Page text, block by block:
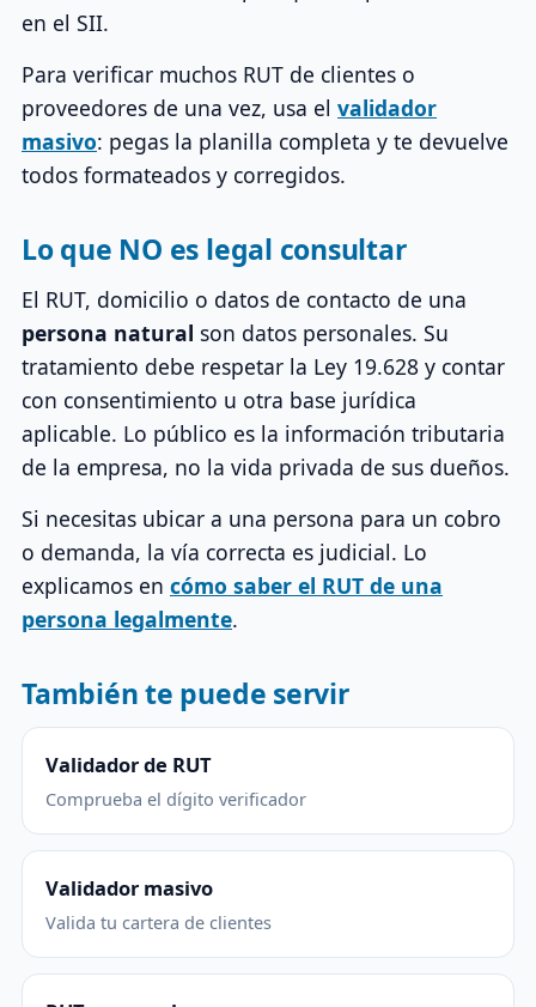
en el SII.
Para verificar muchos RUT de clientes o
proveedores de una vez, usa el validador
masivo: pegas la planilla completa y te devuelve
todos formateados y corregidos.
Lo que NO es legal consultar
El RUT, domicilio o datos de contacto de una
persona natural son datos personales. Su
tratamiento debe respetar la Ley 19.628 y contar
con consentimiento u otra base jurídica
aplicable. Lo público es la información tributaria
de la empresa, no la vida privada de sus dueños.
Si necesitas ubicar a una persona para un cobro
o demanda, la vía correcta es judicial. Lo
explicamos en cómo saber el RUT de una
persona legalmente.
También te puede servir
Validador de RUT
Comprueba el dígito verificador
Validador masivo
Valida tu cartera de clientes